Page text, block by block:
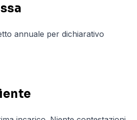
annuale per dichiarativo